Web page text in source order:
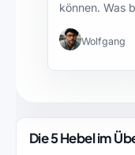
können. Was
Wolfgang
Die 5 Hebel im